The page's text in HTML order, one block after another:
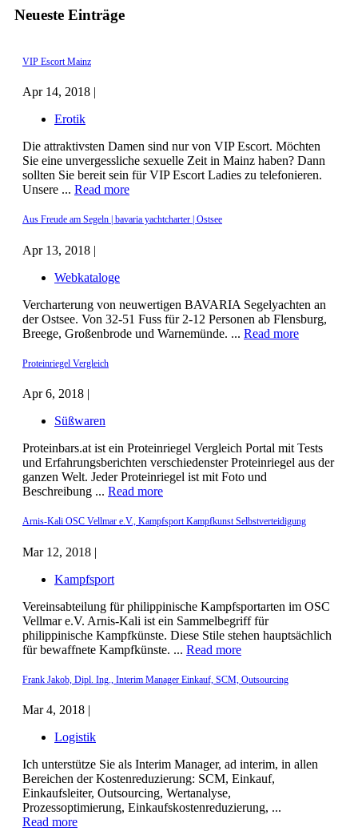
Neueste Einträge
VIP Escort Mainz
Apr 14, 2018 |
Erotik
Die attraktivsten Damen sind nur von VIP Escort. Möchten
Sie eine unvergessliche sexuelle Zeit in Mainz haben? Dann
sollten Sie bereit sein für VIP Escort Ladies zu telefonieren.
Unsere ... Read more
Aus Freude am Segeln | bavaria yachtcharter | Ostsee
Apr 13, 2018 |
Webkataloge
Vercharterung von neuwertigen BAVARIA Segelyachten an
der Ostsee. Von 32-51 Fuss für 2-12 Personen ab Flensburg,
Breege, Großenbrode und Warnemünde. ... Read more
Proteinriegel Vergleich
Apr 6, 2018 |
Süßwaren
Proteinbars.at ist ein Proteinriegel Vergleich Portal mit Tests
und Erfahrungsberichten verschiedenster Proteinriegel aus der
ganzen Welt. Jeder Proteinriegel ist mit Foto und
Beschreibung ... Read more
Arnis-Kali OSC Vellmar e.V., Kampfsport Kampfkunst Selbstverteidigung
Mar 12, 2018 |
Kampfsport
Vereinsabteilung für philippinische Kampfsportarten im OSC
Vellmar e.V. Arnis-Kali ist ein Sammelbegriff für
philippinische Kampfkünste. Diese Stile stehen hauptsächlich
für bewaffnete Kampfkünste. ... Read more
Frank Jakob, Dipl. Ing., Interim Manager Einkauf, SCM, Outsourcing
Mar 4, 2018 |
Logistik
Ich unterstütze Sie als Interim Manager, ad interim, in allen
Bereichen der Kostenreduzierung: SCM, Einkauf,
Einkaufsleiter, Outsourcing, Wertanalyse,
Prozessoptimierung, Einkaufskostenreduzierung, ...
Read more